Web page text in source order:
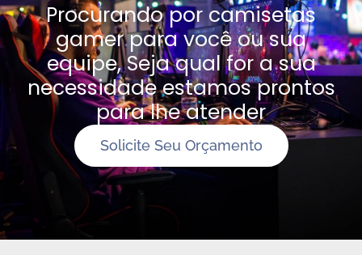
Procurando por camisetas
gamer para você ou sua
equipe, Seja qual for a sua
necessidade estamos prontos
para lhe atender
Solicite Seu Orçamento